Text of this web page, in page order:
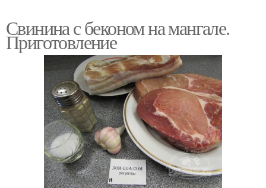
Свинина с беконом на мангале.
Приготовление